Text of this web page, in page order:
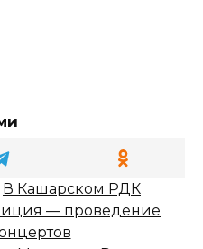
В Кашарском РДК
— проведение